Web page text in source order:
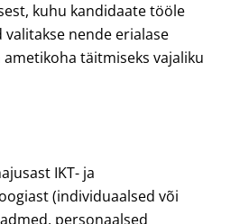
kuhu kandidaate tööle
nende erialase
täitmiseks vajaliku
IKT- ja
(individuaalsed või
personaalsed